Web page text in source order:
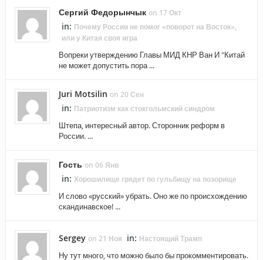
Сергий Федорынчык on 17 Окт
in: Почему России не помог «поворот на Восток»,
или у Китая своя игра
Вопреки утверждению Главы МИД КНР Ван И "Китай
не может допустить пора ...
Juri Motsilin on 20 Сен
in: Патриотизм как стокгольмский синдром
Штепа, интересный автор. Сторонник реформ в
России. ...
Гость on 06 Янв
in: Хорошилище грядет по гульбищу на позорище
И слово «русский» убрать. Оно же по происхождению
скандинавское! ...
Sergey on 21 Ноя in: Настоящий Трамп
Ну тут много, что можно было бы прокомментировать.